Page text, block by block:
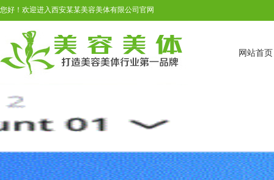
您好！欢迎进入西安某某美容美体有限公司官网
网站首页